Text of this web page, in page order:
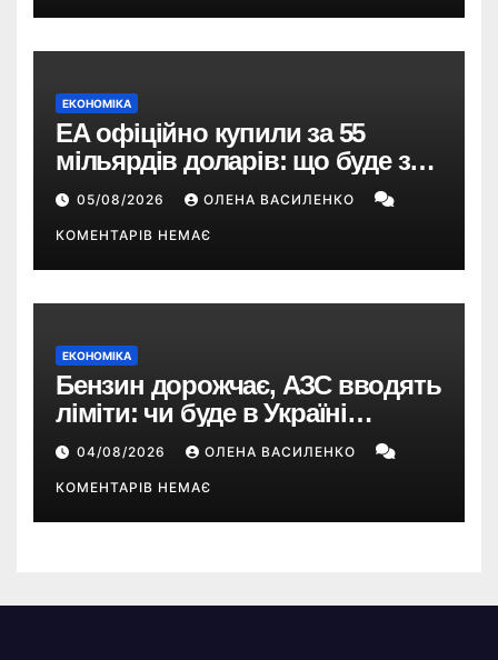
ЕКОНОМІКА
EA офіційно купили за 55
мільярдів доларів: що буде з
EA Sports FC, Battlefield і The
Sims
05/08/2026 ОЛЕНА ВАСИЛЕНКО
КОМЕНТАРІВ НЕМАЄ
ЕКОНОМІКА
Бензин дорожчає, АЗС вводять
ліміти: чи буде в Україні
дефіцит пального
04/08/2026 ОЛЕНА ВАСИЛЕНКО
КОМЕНТАРІВ НЕМАЄ